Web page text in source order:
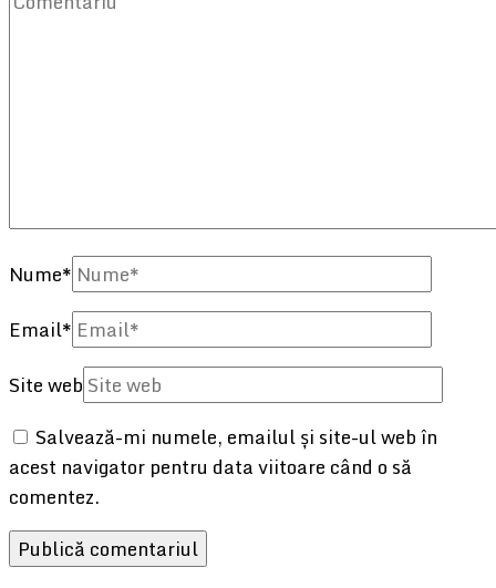
Nume*
Email*
Site web
Salvează-mi numele, emailul și site-ul web în
acest navigator pentru data viitoare când o să
comentez.